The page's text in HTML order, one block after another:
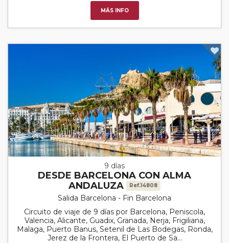
MÁS INFO
9 días
DESDE BARCELONA CON ALMA
ANDALUZA
Ref.14808
Salida Barcelona - Fin Barcelona
Circuito de viaje de 9 días por Barcelona, Peniscola,
Valencia, Alicante, Guadix, Granada, Nerja, Frigiliana,
Malaga, Puerto Banus, Setenil de Las Bodegas, Ronda,
Jerez de la Frontera, El Puerto de Sa...